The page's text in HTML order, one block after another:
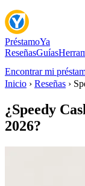
PréstamoYa
ReseñasGuías
Encontrar mi
Inicio › Reseñas ›
¿Speedy
2026?